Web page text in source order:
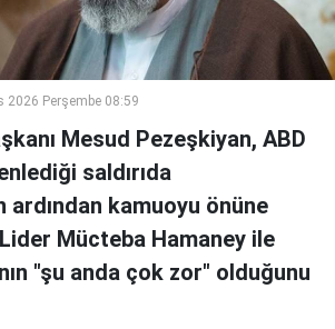
2026 Perşembe 08:59
Mesud Pezeşkiyan, ABD
saldırıda
ardından kamuoyu önüne
Mücteba Hamaney ile
"şu anda çok zor" olduğunu